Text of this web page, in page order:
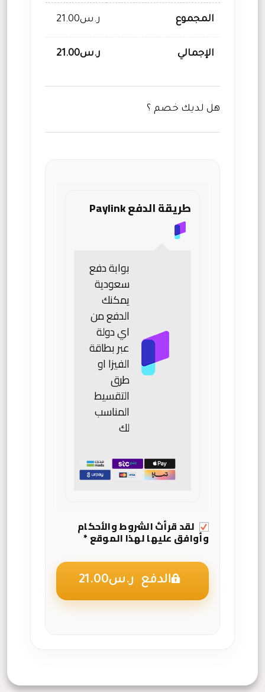
المجموع ر.س21.00
الإجمالي ر.س21.00
هل لديك خصم ؟
طريقة الدفع Paylink
بوابة دفع
سعودية
يمكنك
الدفع من
اي دولة
عبر بطاقة
الفيزا او
طرق
التقسيط
المناسب
لك
لقد قرأتُالشروط والأحكام
وأوافق عليها لهذا الموقع *
الدفع ر.س21.00